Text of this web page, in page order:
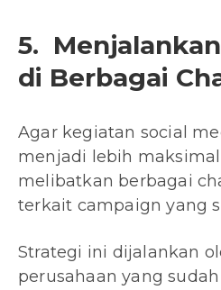
5.
di Berbagai
Agar kegiatan social
menjadi lebih
melibatkan berbagai
terkait campaign yang
Strategi ini dijalankan
perusahaan yang